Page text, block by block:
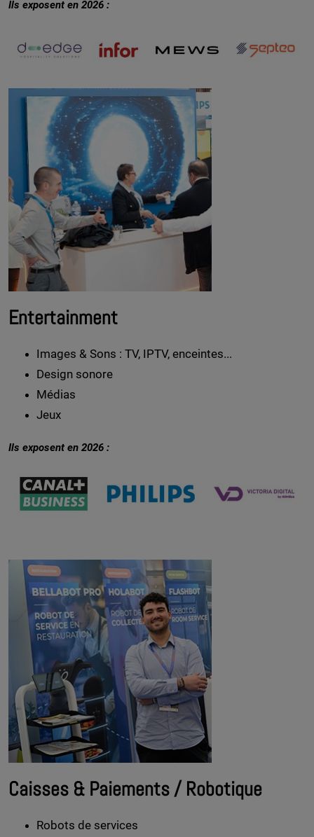
Ils exposent en 2026 :
Entertainment
Images & Sons : TV, IPTV, enceintes...
Design sonore
Médias
Jeux
Ils exposent en 2026 :
Caisses & Paiements / Robotique
Robots de services